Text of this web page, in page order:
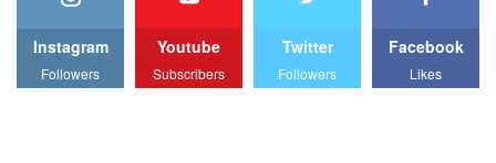
Facebook
Likes
Twitter
Followers
Youtube
Subscribers
Instagram
Followers